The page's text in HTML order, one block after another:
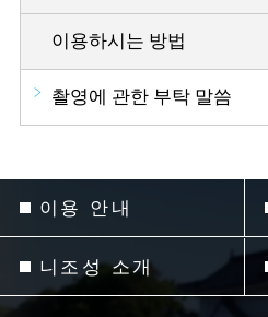
이용하시는 방법
촬영에 관한 부탁 말씀
이용 안내
니조성 소개